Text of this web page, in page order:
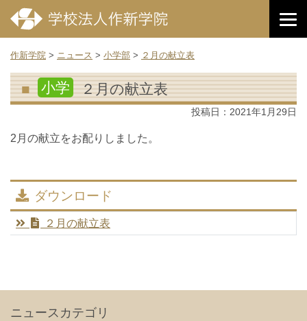
作新学院 > ニュース > 小学部 > ２月の献立表
小学 ２月の献立表
投稿日： 2021年1月29日
2月の献立をお配りしました。
ダウンロード
２月の献立表
ニュースカテゴリ